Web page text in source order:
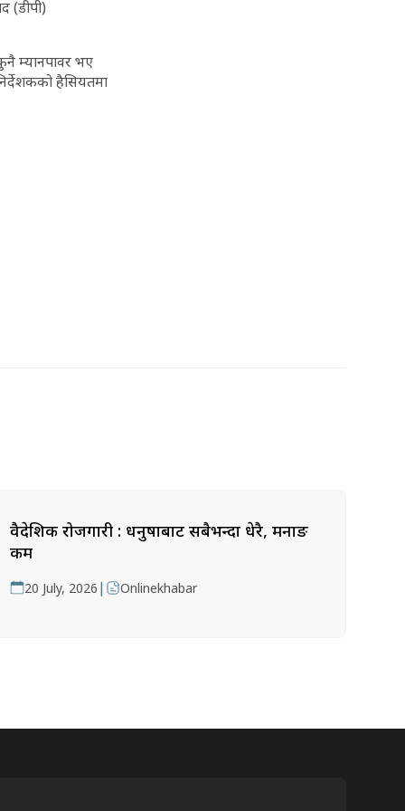
(डीपी)
म्यानपावर भए
हैसियतमा
वैदेशिक रोजगारी : धनुषाबाट सबैभन्दा धेरै, मनाङ
कम
20 July, 2026 | Onlinekhabar